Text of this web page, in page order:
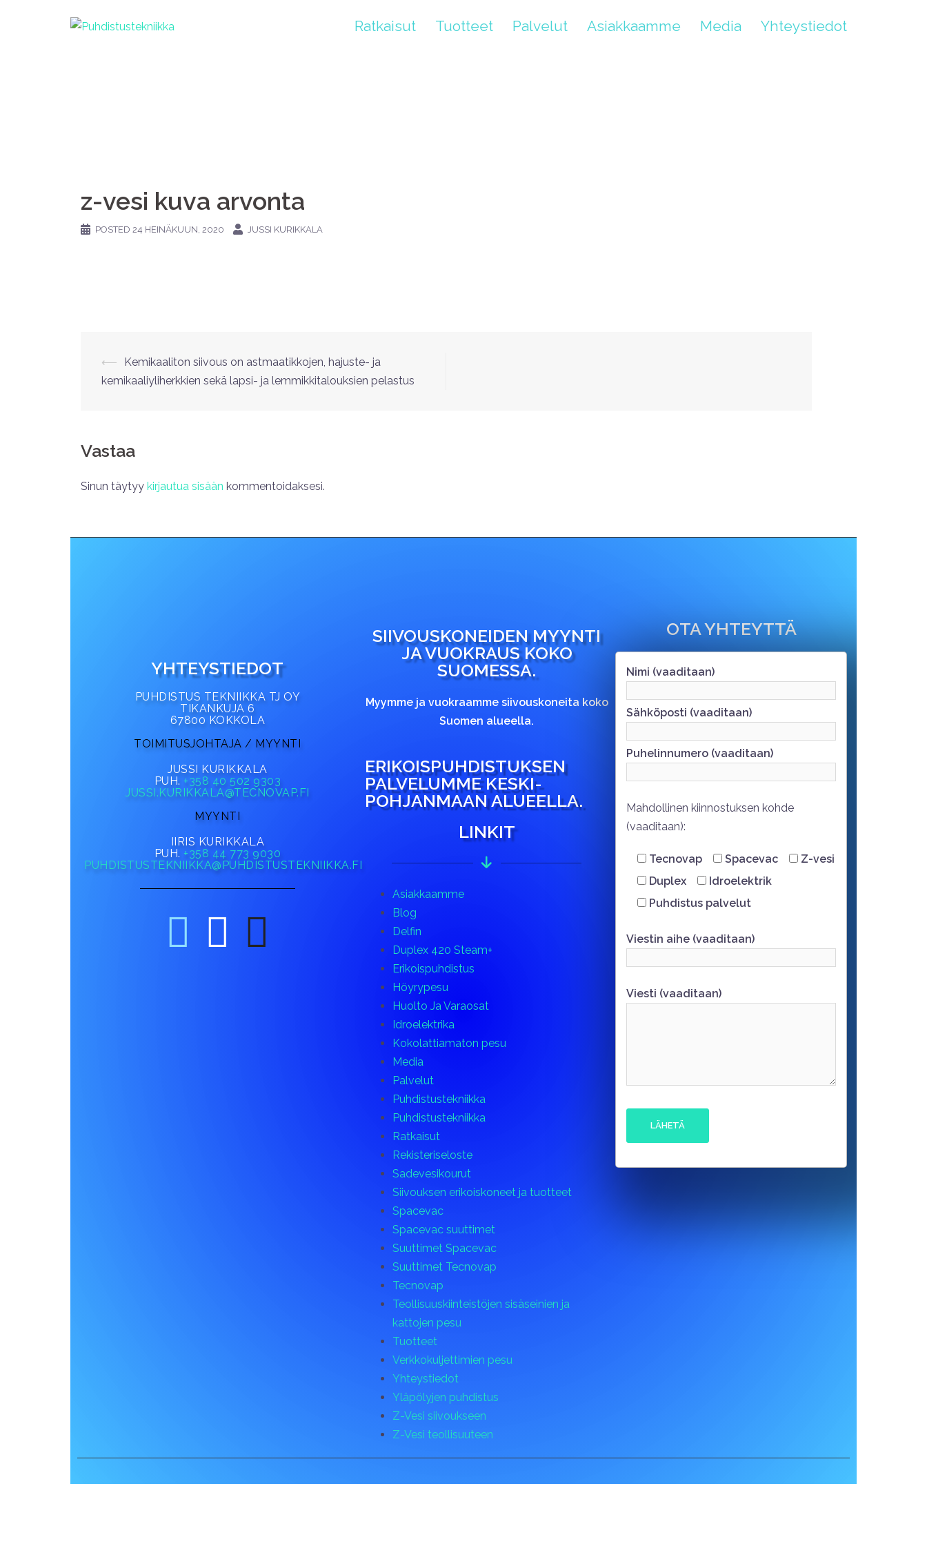
Ratkaisut Tuotteet Palvelut Asiakkaamme Media Yhteystiedot
z-vesi kuva arvonta
POSTED 24 HEINÄKUUN, 2020 JUSSI KURIKKALA
⟵
Kemikaaliton siivous on astmaatikkojen, hajuste- ja
kemikaaliyliherkkien sekä lapsi- ja lemmikkitalouksien pelastus
Vastaa
Sinun täytyy kirjautua sisään kommentoidaksesi.
YHTEYSTIEDOT
PUHDISTUS TEKNIIKKA TJ OY
TIKANKUJA 6
67800 KOKKOLA
TOIMITUSJOHTAJA / MYYNTI
JUSSI KURIKKALA
PUH. +358 40 502 9303
JUSSI.KURIKKALA@TECNOVAP.FI
MYYNTI
IIRIS KURIKKALA
PUH. +358 44 773 9030
PUHDISTUSTEKNIIKKA@PUHDISTUSTEKNIIKKA.FI
SIIVOUSKONEIDEN MYYNTI
JA VUOKRAUS KOKO
SUOMESSA.
Myymme ja vuokraamme siivouskoneita koko
Suomen alueella.
ERIKOISPUHDISTUKSEN
PALVELUMME KESKI-
POHJANMAAN ALUEELLA.
LINKIT
Asiakkaamme
Blog
Delfin
Duplex 420 Steam+
Erikoispuhdistus
Höyrypesu
Huolto Ja Varaosat
Idroelektrika
Kokolattiamaton pesu
Media
Palvelut
Puhdistustekniikka
Puhdistustekniikka
Ratkaisut
Rekisteriseloste
Sadevesikourut
Siivouksen erikoiskoneet ja tuotteet
Spacevac
Spacevac suuttimet
Suuttimet Spacevac
Suuttimet Tecnovap
Tecnovap
Teollisuuskiinteistöjen sisäseinien ja
kattojen pesu
Tuotteet
Verkkokuljettimien pesu
Yhteystiedot
Yläpölyjen puhdistus
Z-Vesi siivoukseen
Z-Vesi teollisuuteen
OTA YHTEYTTÄ
Nimi (vaaditaan)
Sähköposti (vaaditaan)
Puhelinnumero (vaaditaan)
Mahdollinen kiinnostuksen kohde
(vaaditaan):
Tecnovap Spacevac
Z-vesi
Duplex
Idroelektrik
Puhdistus palvelut
Viestin aihe (vaaditaan)
Viesti (vaaditaan)